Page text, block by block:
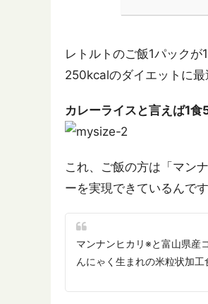
レトルトのご飯1パック
250kcalのダイエットに最
カレーライスと言えば1
これ、ご飯の方は「マン
ーを実現できているんです
マンナンヒカリ※と富山県産
んにゃく生まれの米粒状加工